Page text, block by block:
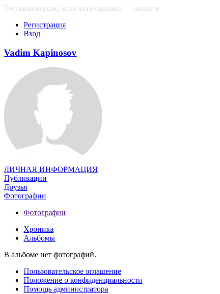
Тестовая версия, если есть ошибки — пишите
Регистрация
Вход
Vadim Kapinosov
ЛИЧНАЯ ИНФОРМАЦИЯ
Публикации
Друзья
Фотографии
Фотографии
Хроника
Альбомы
В альбоме нет фотографий.
Пользовательское оглашение
Положение о конфиденциальности
Помощь администратора